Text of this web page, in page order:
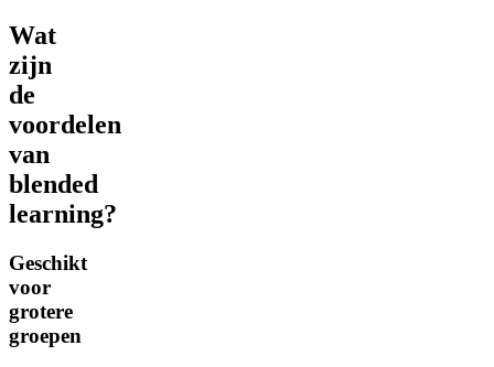
Wat
zijn
de
voordelen
van
blended
learning?
Geschikt
voor
grotere
groepen